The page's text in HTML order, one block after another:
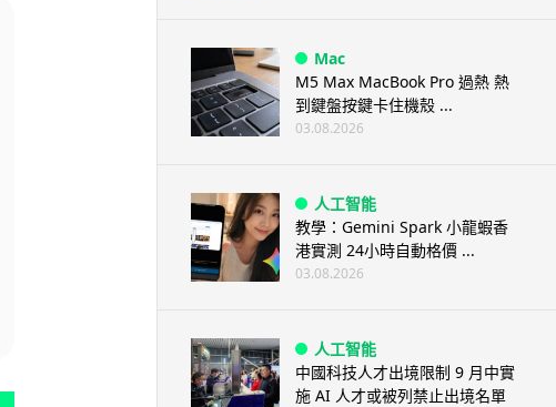
Mac
M5 Max MacBook Pro 過熱 熱
到鍵盤按鍵卡住機殼 ...
03.08.2026
人工智能
教學：Gemini Spark 小龍蝦香
港實測 24小時自動格價 ...
03.08.2026
人工智能
中國科技人才出境限制 9 月中實
施 AI 人才或被列禁止出境名單